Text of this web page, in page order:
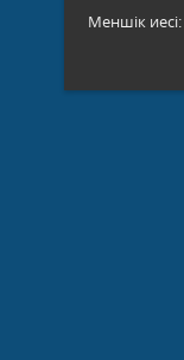
Меншік иесі: